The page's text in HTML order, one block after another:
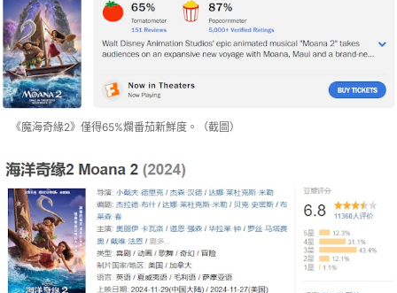
《魔海奇緣2》僅得65%爛番茄新鮮度。（截圖）